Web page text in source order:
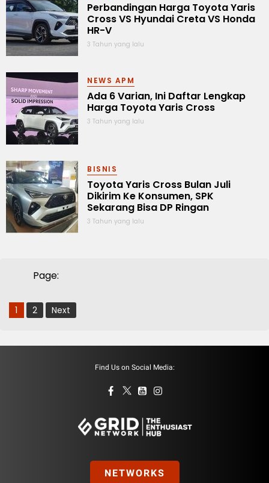
Perbandingan Harga Toyota Yaris
Cross VS Hyundai Creta VS Honda
HR-V
3 Tahun yang lalu
NEWS APM
Ada 6 Varian, Ini Daftar Lengkap
Harga Toyota Yaris Cross
3 Tahun yang lalu
BISNIS
Toyota Yaris Cross Bulan Juli
Dikirim Ke Konsumen, SPK
Sekarang Bisa DP Ringan
3 Tahun yang lalu
Page:
1 2 Next
Find Us on Social Media:
NETWORKS